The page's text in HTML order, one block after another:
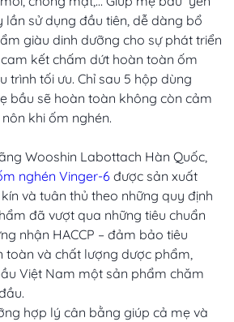
lần sử dụng đầu tiên, dễ dàng bổ
giàu dinh dưỡng cho sự phát triển
kết chấm dứt hoàn toàn ốm
trình tối ưu. Chỉ sau 5 hộp dùng
bầu sẽ hoàn toàn không còn cảm
khi ốm nghén.
Wooshin Labottach Hàn Quốc,
nghén Vinger-6 được sản xuất
và tuân thủ theo những quy định
đã vượt qua những tiêu chuẩn
nhận HACCP – đảm bảo tiêu
toàn và chất lượng dược phẩm,
Việt Nam một sản phẩm chăm
hợp lý cân bằng giúp cả mẹ và